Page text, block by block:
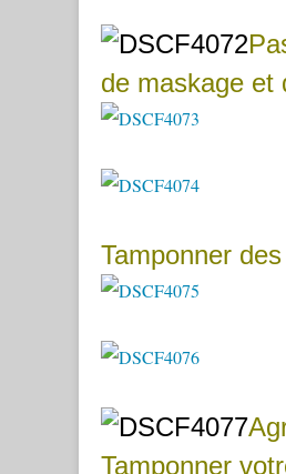
de maskage et
Tamponner
Tamponner